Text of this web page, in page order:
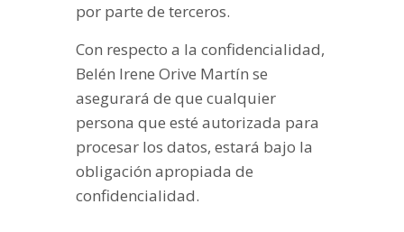
por parte de terceros.
Con respecto a la confidencialidad,
Belén Irene Orive Martín se
asegurará de que cualquier
persona que esté autorizada para
procesar los datos, estará bajo la
obligación apropiada de
confidencialidad.